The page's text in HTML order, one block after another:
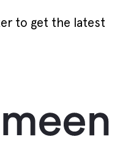
to get the latest